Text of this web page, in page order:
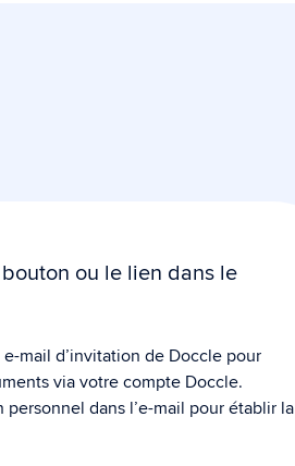
ou le lien dans le
mail d’invitation de Doccle pour
via votre compte Doccle.
dans l’e-mail pour établir la